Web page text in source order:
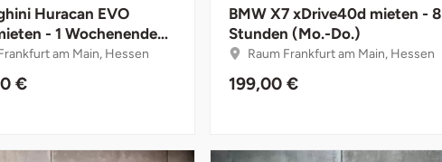
Huracan EVO
- 1 Wochenende
am Main, Hessen
€
BMW X7 xDrive40d mieten - 8
Stunden (Mo.-Do.)
Raum Frankfurt am Main, Hessen
199,00 €